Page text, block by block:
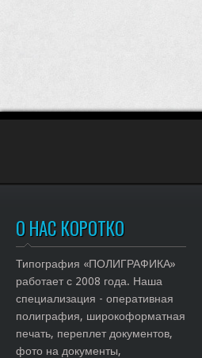
О НАС КОРОТКО
Типография «ПОЛИГРАФИКА»
работает с 2008 года. Наша
специализация - оперативная
полиграфия, широкоформатная
печать, переплет документов,
фото на документы,